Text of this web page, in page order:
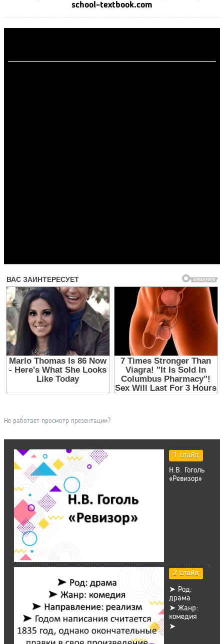
school-textbook.com
Не работает просмотр презентации?
1 слайд
Н.В. Гоголь
«Ревизор»
2 слайд
➤ Род:
драма
➤ Жанр:
комедия
➤